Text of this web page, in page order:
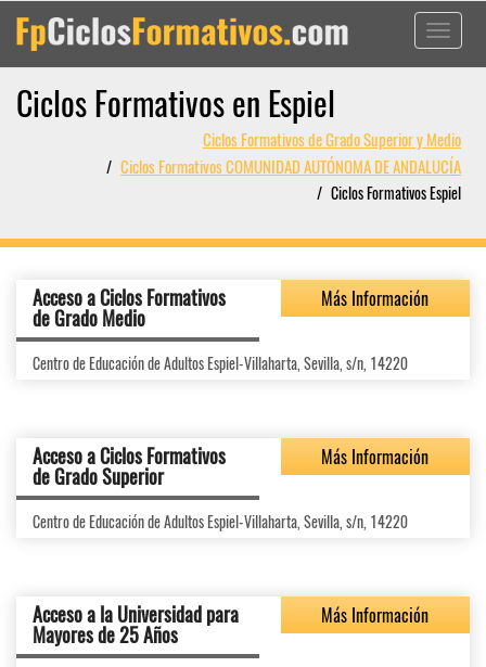
Toggle
Ciclos Formativos en Espiel
Ciclos Formativos de Grado Superior y Medio
Ciclos Formativos COMUNIDAD AUTÓNOMA DE ANDALUCÍA
Ciclos Formativos Espiel
Acceso a Ciclos Formativos
de Grado Medio
Más Información
Centro de Educación de Adultos Espiel-Villaharta, Sevilla, s/n, 14220
Acceso a Ciclos Formativos
de Grado Superior
Más Información
Centro de Educación de Adultos Espiel-Villaharta, Sevilla, s/n, 14220
Acceso a la Universidad para
Mayores de 25 Años
Más Información